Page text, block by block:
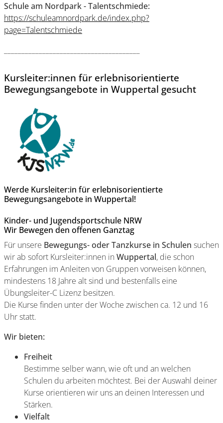
Schule am Nordpark - Talentschmiede:
https://schuleamnordpark.de/index.php?
page=Talentschmiede
Kursleiter:innen für erlebnisorientierte
Bewegungsangebote in Wuppertal gesucht
Werde Kursleiter:in für erlebnisorientierte
Bewegungsangebote in Wuppertal!
Kinder- und Jugendsportschule NRW
Wir Bewegen den offenen Ganztag
Für unsere Bewegungs- oder Tanzkurse in Schulen suchen
wir ab sofort Kursleiter:innen in Wuppertal, die schon
Erfahrungen im Anleiten von Gruppen vorweisen können,
mindestens 18 Jahre alt sind und bestenfalls eine
Übungsleiter-C Lizenz besitzen.
Die Kurse finden unter der Woche zwischen ca. 12 und 16
Uhr statt.
Wir bieten:
Freiheit
Bestimme selber wann, wie oft und an welchen
Schulen du arbeiten möchtest. Bei der Auswahl deiner
Kurse orientieren wir uns an deinen Interessen und
Stärken.
Vielfalt